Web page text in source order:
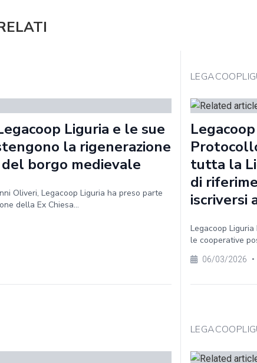
Liguria e le sue
la rigenerazione
borgo medievale
Oliveri, Legacoop Liguria ha preso parte
della Ex Chiesa...
tutta la
di
iscriversi
Legacoop
le cooperative
06/03/2026 •